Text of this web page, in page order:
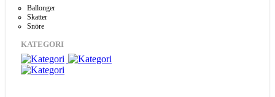
Ballonger
Skatter
Snöre
KATEGORI